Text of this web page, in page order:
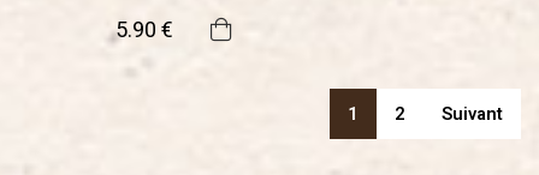
5.90€
1 2 Suivant